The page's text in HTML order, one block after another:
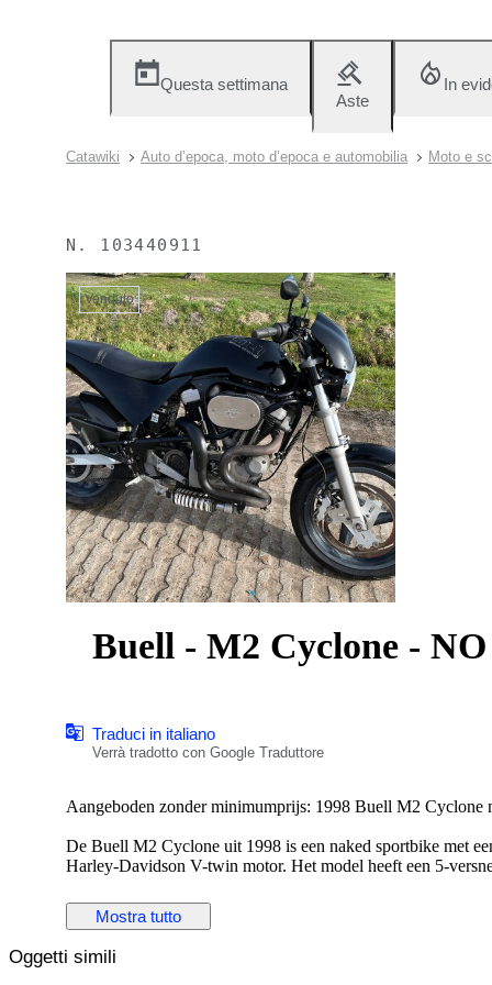
Questa settimana
Aste
In
Catawiki Auto d’epoca, moto d’epoca e automobilia Moto e
N. 103440911
Venduto
Buell - M2 Cyclone -
Traduci in italiano
Verrà tradotto con Google Traduttore
Aangeboden zonder minimumprijs: 1998 Buell M2 Cyclone
De Buell M2 Cyclone uit 1998 is een naked sportbike met
Harley-Davidson V-twin motor. Het model heeft een 5-
De motorfiets rijdt, remt en schakelt, maar heeft een aantal
Mostra tutto
Oggetti simili